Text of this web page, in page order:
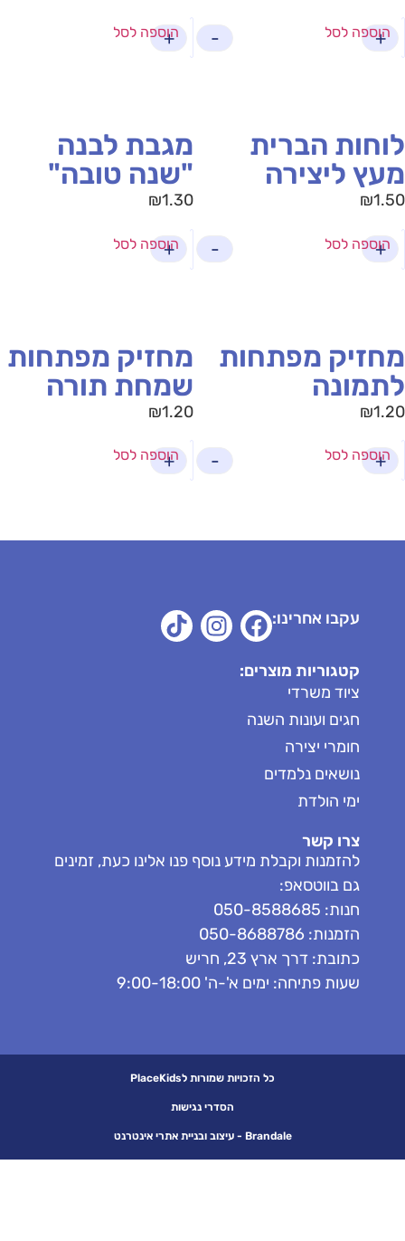
+
הוספה לסל +
הוספה לסל
הברית
ליצירה
₪
+
הוספה לסל
מגבת לבנה
"שנה טובה"
₪1.30
+
הוספה לסל
מפתחות
₪
+
הוספה לסל
מחזיק מפתחות
שמחת תורה
₪1.20
+
הוספה לסל
עקבו אחרינו:
קטגוריות מוצרים:
ציוד משרדי
חגים ועונות השנה
חומרי יצירה
נושאים נלמדים
ימי הולדת
צרו קשר
להזמנות וקבלת מידע נוסף פנו אלינו כעת, זמינים
גם בווטסאפ:
חנות: 050-8588685
הזמנות: 050-8688786
כתובת: דרך ארץ 23, חריש
שעות פתיחה: ימים א'-ה' 9:00-18:00
כל הזכויות שמורות לPlaceKids
הסדרי נגישות
Brandale - עיצוב ובניית אתרי אינטרנט